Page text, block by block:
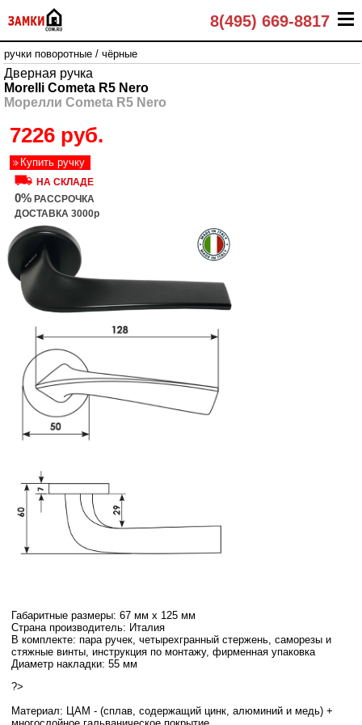
8(495) 669-8817
ручки поворотные / чёрные
Дверная ручка
Morelli Cometa R5 Nero
Морелли Cometa R5 Nero
7226 руб.
Купить ручку
НА СКЛАДЕ
0% РАССРОЧКА
ДОСТАВКА 3000р
Габаритные размеры: 67 мм х 125 мм
Страна производитель: Италия
В комплекте: пара ручек, четырехгранный стержень, саморезы и
стяжные винты, инструкция по монтажу, фирменная упаковка
Диаметр накладки: 55 мм
?>
Материал: ЦАМ - (сплав, содержащий цинк, алюминий и медь) +